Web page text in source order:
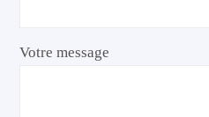
Votre message